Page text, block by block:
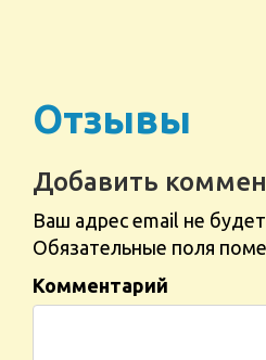
Отзывы
Добавить
Ваш адрес email не
Обязательные поля
Комментарий